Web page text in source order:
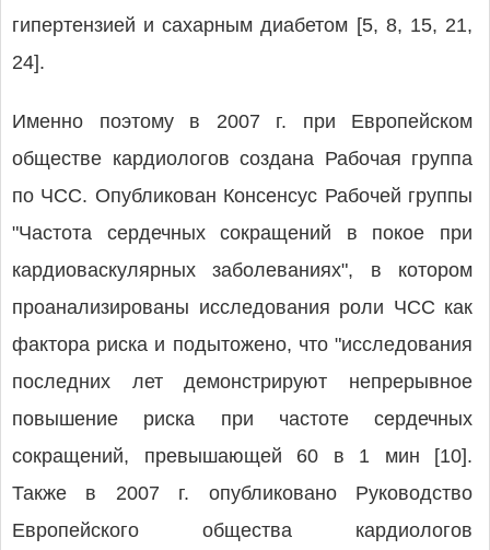
гипертензией и сахарным диабетом [5, 8, 15, 21,
24].
Именно поэтому в 2007 г. при Европейском
обществе кардиологов создана Рабочая группа
по ЧСС. Опубликован Консенсус Рабочей группы
"Частота сердечных сокращений в покое при
кардиоваскулярных заболеваниях", в котором
проанализированы исследования роли ЧСС как
фактора риска и подытожено, что "исследования
последних лет демонстрируют непрерывное
повышение риска при частоте сердечных
сокращений, превышающей 60 в 1 мин [10].
Также в 2007 г. опубликовано Руководство
Европейского общества кардиологов